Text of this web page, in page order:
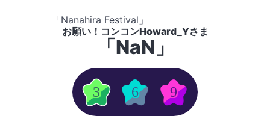
「Nanahira Festival」
お願い！コンコンHoward_Yさま
「NaN」
3 6 9